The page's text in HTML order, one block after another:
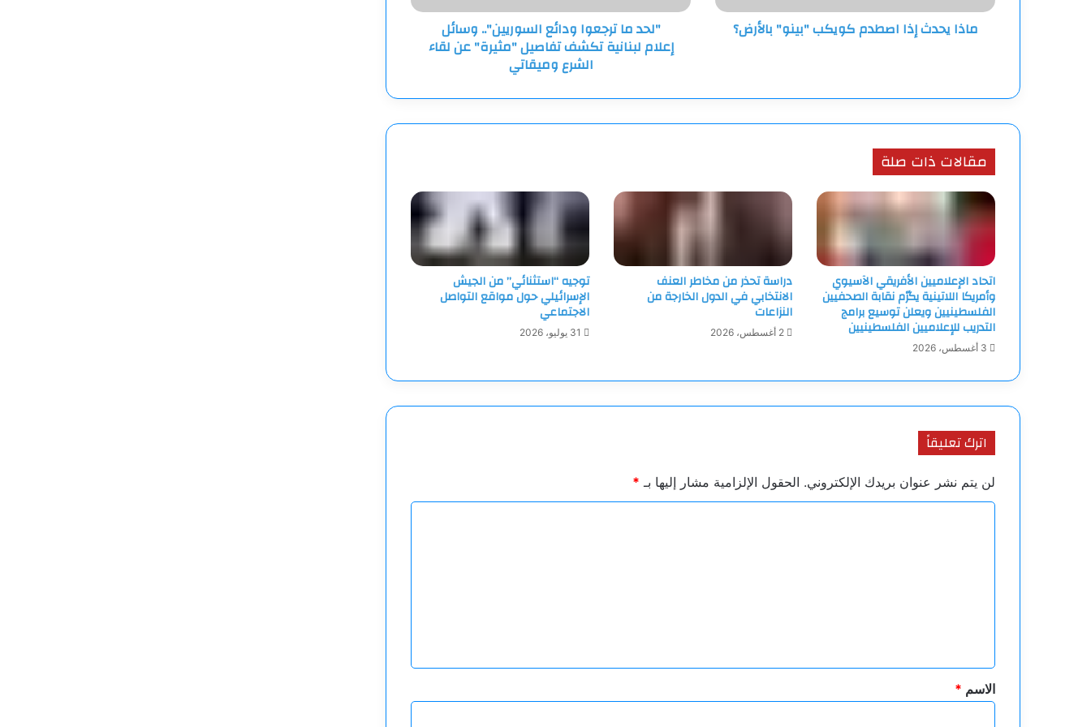
ماذا يحدث إذا اصطدم كويكب "بينو" بالأرض؟
تكشف
تفاصيل
"مثيرة"
الشرع
"لحد ما ترجعوا ودائع السوريين".. وسائل
إعلام لبنانية تكشف تفاصيل "مثيرة" عن لقاء
الشرع وميقاتي
مقالات ذات صلة
اتحاد الإعلاميين الأفريقي الآسيوي
وأمريكا اللاتينية يكرّم نقابة الصحفيين
الفلسطينيين ويعلن توسيع برامج
التدريب للإعلاميين الفلسطينيين
3 أغسطس، 2026
دراسة تحذر من مخاطر العنف
الانتخابي في الدول الخارجة من
النزاعات
2 أغسطس، 2026
توجيه “استثنائي” من الجيش
الإسرائيلي حول مواقع التواصل
الاجتماعي
31 يوليو، 2026
اترك تعليقاً
لن يتم نشر عنوان بريدك الإلكتروني. الحقول الإلزامية مشار إليها بـ *
*
الاسم *